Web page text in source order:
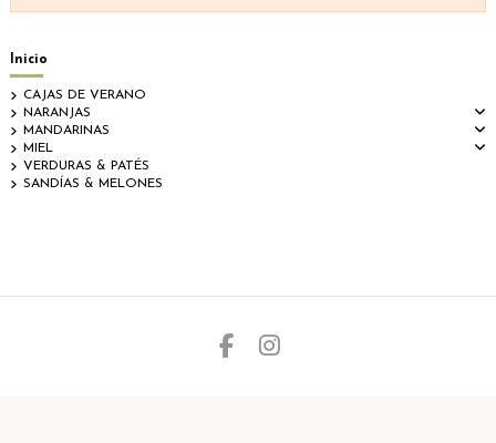
Inicio
CAJAS DE VERANO
NARANJAS
MANDARINAS
MIEL
VERDURAS & PATÉS
SANDÍAS & MELONES